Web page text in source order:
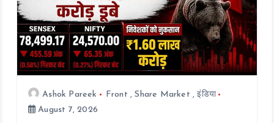
o
n
Ashok Pareek Front ,Share Market ,इंडिया
August 7, 2026